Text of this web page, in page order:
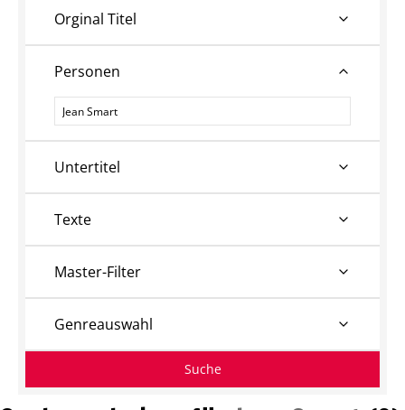
Orginal Titel
Personen
Personen
Untertitel
Texte
Master-Filter
Genreauswahl
Suche